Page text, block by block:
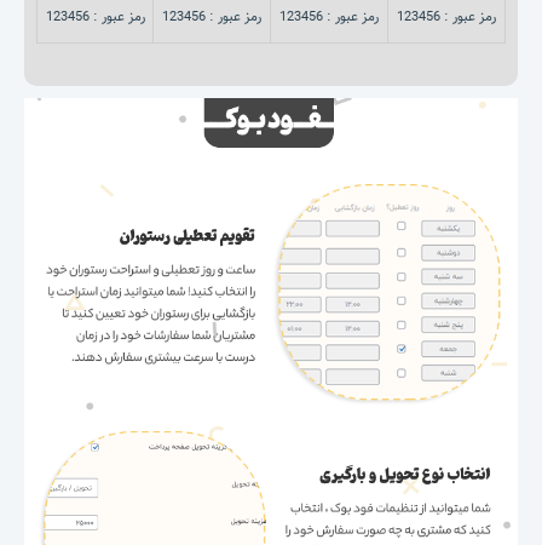
رمز عبور : 123456
رمز عبور : 123456
رمز عبور : 123456
رمز عبور : 123456